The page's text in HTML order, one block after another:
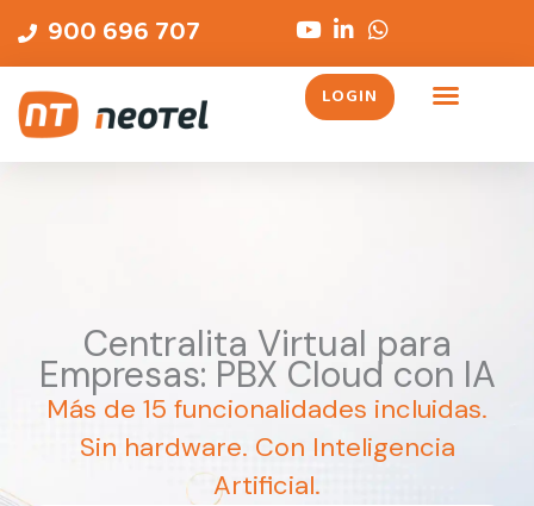
900 696 707
LOGIN
Centralita Virtual para
Empresas: PBX Cloud con IA
Más de 15 funcionalidades incluidas.
Sin hardware. Con Inteligencia
Artificial.